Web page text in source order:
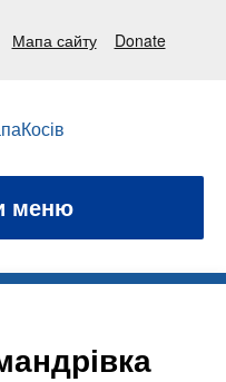
Мапа сайту Donate
меню